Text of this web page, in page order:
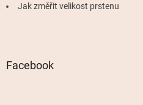
Jak změřit velikost prstenu
Facebook